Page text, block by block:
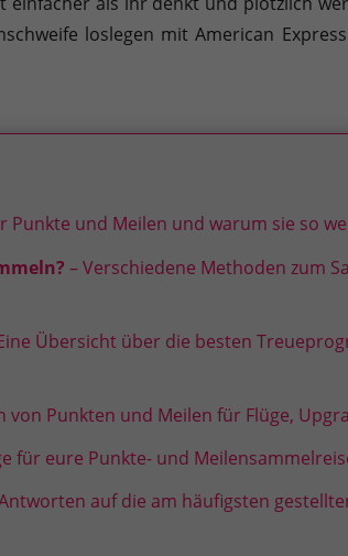
loslegen mit American
Punkte und Meilen und warum sie so
– Verschiedene Methoden zum
Übersicht über die besten
von Punkten und Meilen für Flüge,
für eure Punkte- und
auf die am häufigsten
geben oder sich weitere
nutzen.
akzeptiert werden, bedarf der Zugriff auf diese